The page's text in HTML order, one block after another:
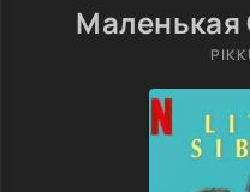
Маленькая